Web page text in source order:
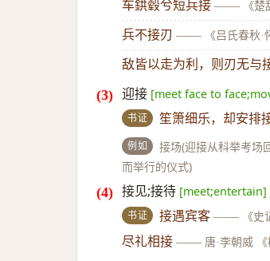
车鉷毂兮短兵接 —— 《楚
兵不接刃 —— 《吕氏春秋·
敌皆以走为利，则刃无与
迎接 [meet face to
书证 笙箫细乐，却安排
例如
接场(迎接从科举考场
而举行的仪式)
接见;接待 [meet;entertain]
书证 接遇宾客 —— 《史
尽礼相接 —— 唐·李朝威 《